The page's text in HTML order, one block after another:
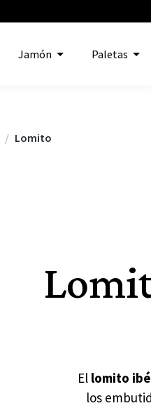
Jamón Paletas
Lomito
El lomito
los